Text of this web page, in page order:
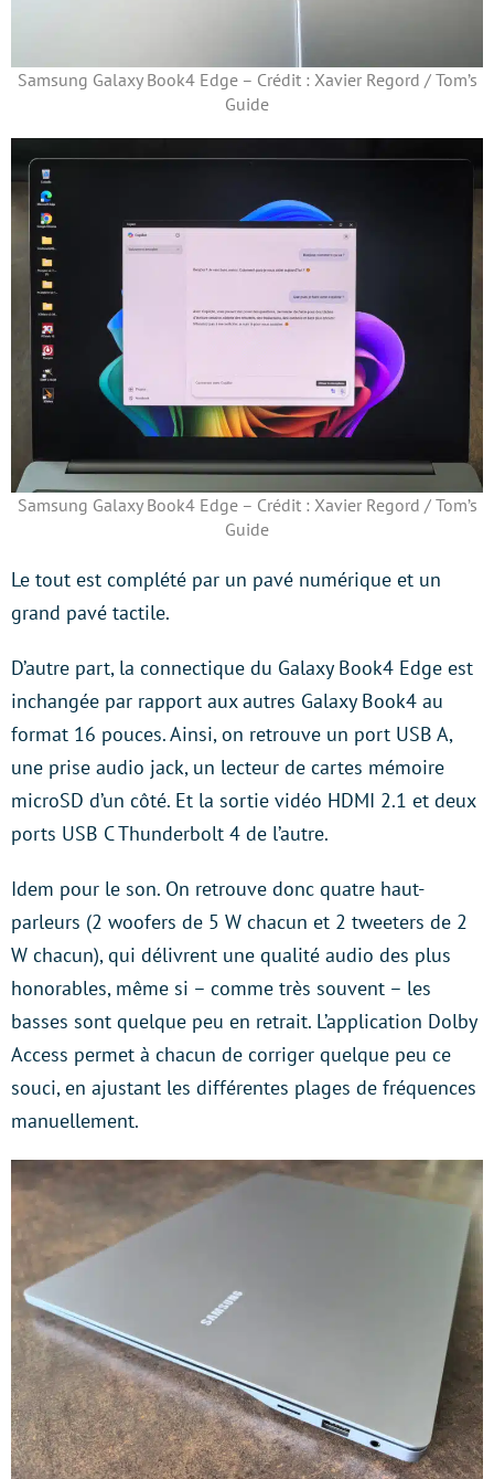
Samsung Galaxy Book4 Edge – Crédit : Xavier Regord / Tom’s
Guide
Samsung Galaxy Book4 Edge – Crédit : Xavier Regord / Tom’s
Guide
Le tout est complété par un pavé numérique et un
grand pavé tactile.
D’autre part, la connectique du Galaxy Book4 Edge est
inchangée par rapport aux autres Galaxy Book4 au
format 16 pouces. Ainsi, on retrouve un port USB A,
une prise audio jack, un lecteur de cartes mémoire
microSD d’un côté. Et la sortie vidéo HDMI 2.1 et deux
ports USB C Thunderbolt 4 de l’autre.
Idem pour le son. On retrouve donc quatre haut-
parleurs (2 woofers de 5 W chacun et 2 tweeters de 2
W chacun), qui délivrent une qualité audio des plus
honorables, même si – comme très souvent – les
basses sont quelque peu en retrait. L’application Dolby
Access permet à chacun de corriger quelque peu ce
souci, en ajustant les différentes plages de fréquences
manuellement.